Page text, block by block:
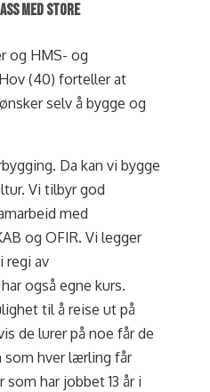
MED STORE
og HMS- og
(40) forteller at
selv å bygge og
Da kan vi bygge
Vi tilbyr god
med
og OFIR. Vi legger
regi av
også egne kurs.
til å reise ut på
de lurer på noe får de
hver lærling får
har jobbet 13 år i